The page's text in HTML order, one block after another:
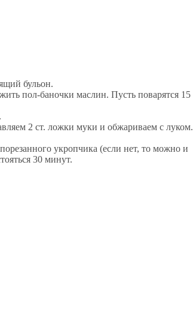
бульон.
пол-баночки маслин. Пусть поварятся 15
2 ст. ложки муки и обжариваем с луком.
укропчика (если нет, то можно и
30 минут.